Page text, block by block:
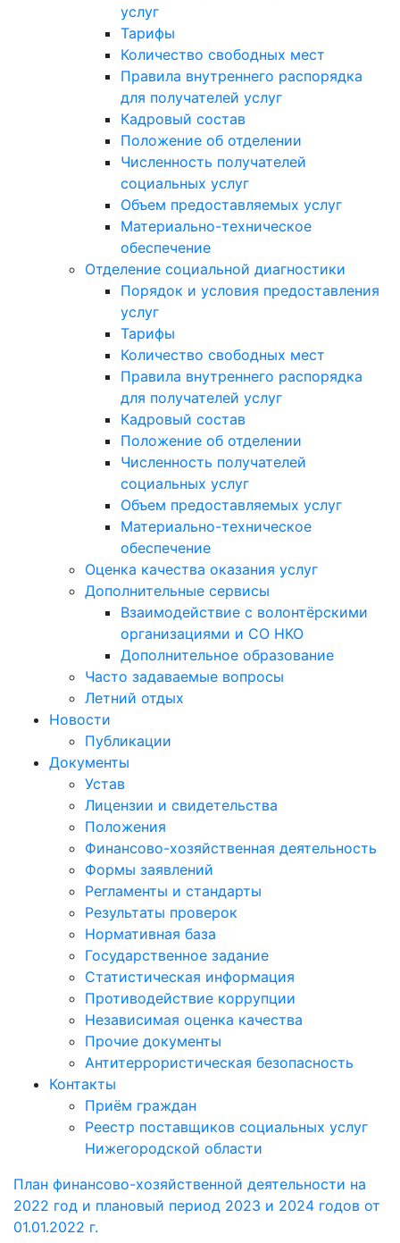
услуг
Тарифы
Количество свободных мест
Правила внутреннего распорядка
для получателей услуг
Кадровый состав
Положение об отделении
Численность получателей
социальных услуг
Объем предоставляемых услуг
Материально-техническое
обеспечение
Отделение социальной диагностики
Порядок и условия предоставления
услуг
Тарифы
Количество свободных мест
Правила внутреннего распорядка
для получателей услуг
Кадровый состав
Положение об отделении
Численность получателей
социальных услуг
Объем предоставляемых услуг
Материально-техническое
обеспечение
Оценка качества оказания услуг
Дополнительные сервисы
Взаимодействие с волонтёрскими
организациями и СО НКО
Дополнительное образование
Часто задаваемые вопросы
Летний отдых
Новости
Публикации
Документы
Устав
Лицензии и свидетельства
Положения
Финансово-хозяйственная деятельность
Формы заявлений
Регламенты и стандарты
Результаты проверок
Нормативная база
Государственное задание
Статистическая информация
Противодействие коррупции
Независимая оценка качества
Прочие документы
Антитеррористическая безопасность
Контакты
Приём граждан
Реестр поставщиков социальных услуг
Нижегородской области
План финансово-хозяйственной деятельности на
2022 год и плановый период 2023 и 2024 годов от
01.01.2022 г.